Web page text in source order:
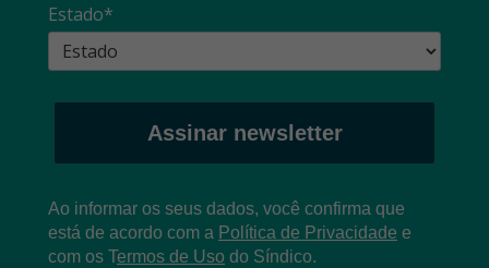
Estado*
Assinar newsletter
Ao informar os seus dados, você confirma que
está de acordo com a Política de Privacidade e
com os Termos de Uso do Síndico.